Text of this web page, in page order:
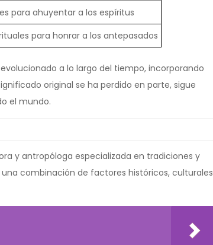
para ahuyentar a los espíritus
para honrar a los antepasados
a lo largo del tiempo, incorporando
original se ha perdido en parte, sigue
el mundo.
y antropóloga especializada en tradiciones y
combinación de factores históricos, culturales